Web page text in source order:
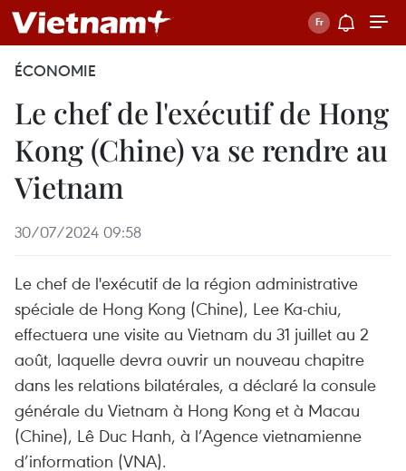
ÉCONOMIE
Le chef de l'exécutif de Hong
Kong (Chine) va se rendre au
Vietnam
30/07/2024 09:58
Le chef de l'exécutif de la région administrative
spéciale de Hong Kong (Chine), Lee Ka-chiu,
effectuera une visite au Vietnam du 31 juillet au 2
août, laquelle devra ouvrir un nouveau chapitre
dans les relations bilatérales, a déclaré la consule
générale du Vietnam à Hong Kong et à Macau
(Chine), Lê Duc Hanh, à l’Agence vietnamienne
d’information (VNA).